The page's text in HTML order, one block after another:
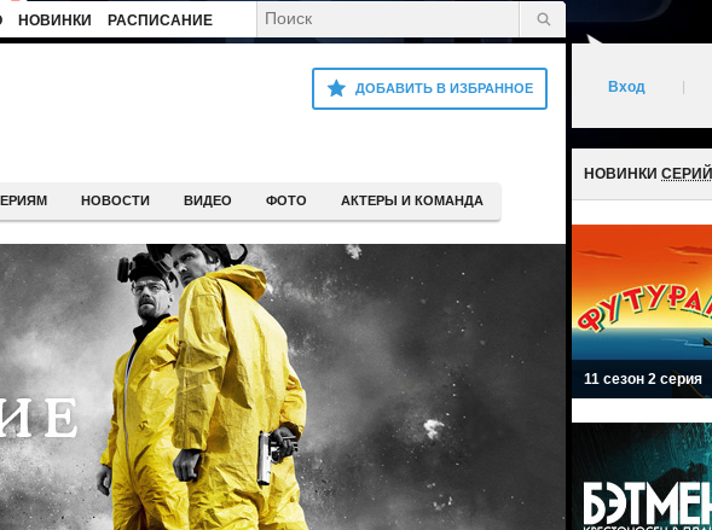
НОВИНКИ РАСПИСАНИЕ
ДОБАВИТЬ В ИЗБРАННОЕ
НОВОСТИ ВИДЕО ФОТО АКТЕРЫ И КОМАНДА
Вход
НОВИНКИ СЕРИЙ
11 сезон 2 серия